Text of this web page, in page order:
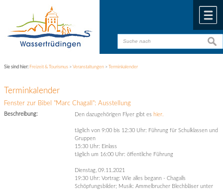
Sie sind hier: Freizeit & Tourismus >Veranstaltungen > Terminkalender
Terminkalender
Fenster zur Bibel "Marc Chagall": Ausstellung
Beschreibung: Den dazugehörigen Flyer gibt es hier.
täglich von 9:00 bis 12:30 Uhr: Führung für Schulklassen und
Gruppen
15:30 Uhr: Einlass
täglich um 16:00 Uhr: öffentliche Führung
Dienstag, 09.11.2021
19:30 Uhr: Vortrag: Wie alles begann - Chagalls
Schöpfungsbilder; Musik: Ammelbrucher Blechbläser unter